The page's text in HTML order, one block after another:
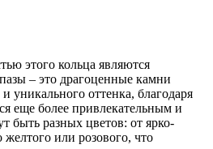
этого кольца являются
– это драгоценные камни
уникального оттенка, благодаря
еще более привлекательным и
быть разных цветов: от ярко-
или розового, что